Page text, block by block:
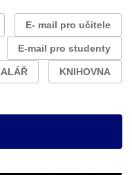
E- mail pro učitele
E-mail pro studenty
KNIHOVNA